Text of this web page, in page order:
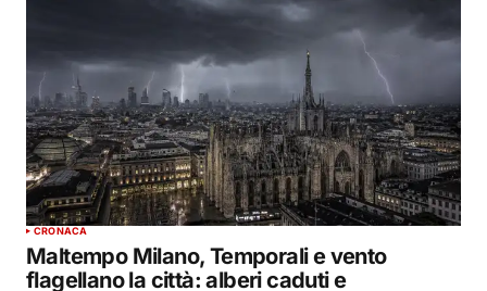
CRONACA
Maltempo Milano, Temporali e vento
flagellano la città: alberi caduti e